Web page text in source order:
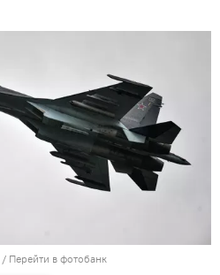
/ Перейти в фотобанк